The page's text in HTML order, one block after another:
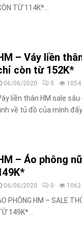
TỪ 114K*...
– Váy liền
còn từ 152K*
06/06/2020 0 1054
liền thân HM sale
về tủ đồ của mình đấy
– Áo phông
06/06/2020 0 1062
PHÔNG HM – SALE
149K*...